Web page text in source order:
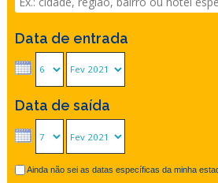
Data de entrada
Data de saída
Ainda não sei as datas específicas da minha